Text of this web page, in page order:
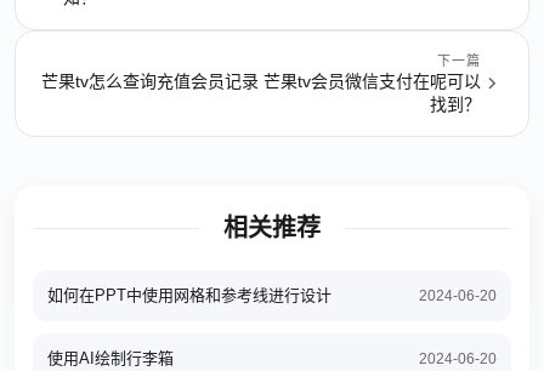
下一篇
芒果tv怎么查询充值会员记录 芒果tv会员微信支付在呢可以
找到？
相关推荐
如何在PPT中使用网格和参考线进行设计 2024-06-20
使用AI绘制行李箱 2024-06-20